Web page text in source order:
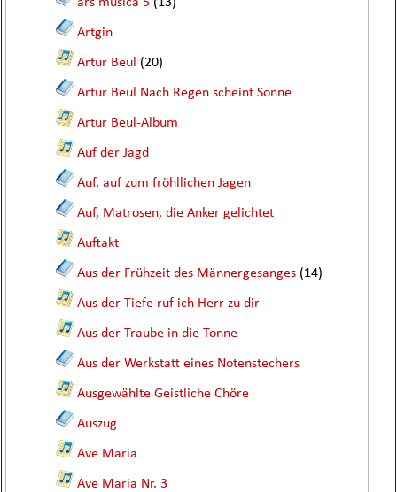
Artgin
Artur Beul (20)
Artur Beul Nach Regen scheint Sonne
Artur Beul-Album
Auf der Jagd
Auf, auf zum fröhllichen Jagen
Auf, Matrosen, die Anker gelichtet
Auftakt
Aus der Frühzeit des Männergesanges (14)
Aus der Tiefe ruf ich Herr zu dir
Aus der Traube in die Tonne
Aus der Werkstatt eines Notenstechers
Ausgewählte Geistliche Chöre
Auszug
Ave Maria
Ave Maria Nr. 3